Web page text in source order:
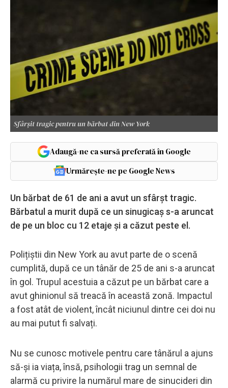
Sfârșit tragic pentru un bărbat din New York
Adaugă-ne ca sursă preferată în Google
Urmărește-ne pe Google News
Un bărbat de 61 de ani a avut un sfârșt tragic.
Bărbatul a murit după ce un sinugicaș s-a aruncat
de pe un bloc cu 12 etaje și a căzut peste el.
Polițiștii din New York au avut parte de o scenă
cumplită, după ce un tânăr de 25 de ani s-a aruncat
în gol. Trupul acestuia a căzut pe un bărbat care a
avut ghinionul să treacă în această zonă. Impactul
a fost atât de violent, încât niciunul dintre cei doi nu
au mai putut fi salvați.
Nu se cunosc motivele pentru care tânărul a ajuns
să-și ia viața, însă, psihologii trag un semnal de
alarmă cu privire la numărul mare de sinucideri din